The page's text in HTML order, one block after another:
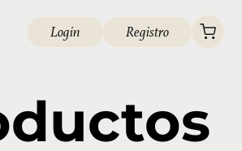
Login Registro